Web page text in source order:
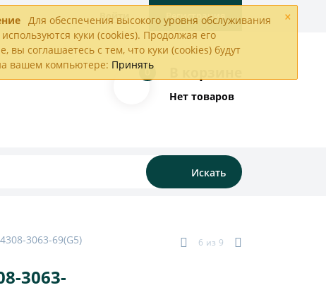
×
Для обеспечения высокого уровня обслуживания
куки (cookies). Продолжая его
вы соглашаетесь с тем, что куки (cookies) будут
вашем компьютере: Принять
Войти Регистрация
0
Нет товаров
Искать
3063-69(G5) 6 из 9
3063-